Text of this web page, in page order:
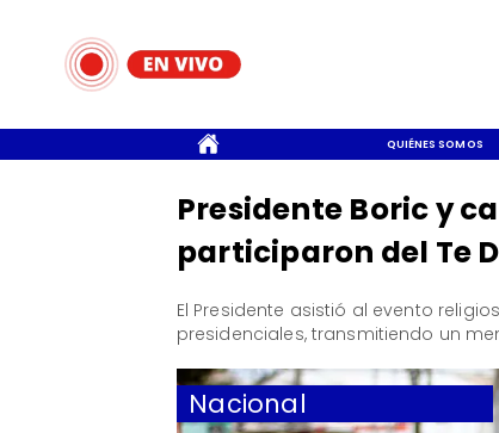
QUIÉNES SOMOS
Nacional
Presidente Boric y
participaron del Te
El Presidente asistió al evento
presidenciales, transmitiendo un